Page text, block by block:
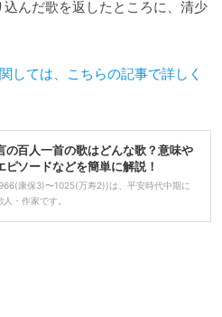
んだ歌を返したところに、清少
しては、こちらの記事で詳しく
の百人一首の歌はどんな歌？意味や
ピソードなどを簡単に解説！
康保3)〜1025(万寿2))は、平安時代中期に
・作家です。